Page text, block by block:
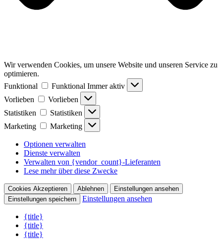
Wir verwenden Cookies, um unsere Website und unseren Service zu
optimieren.
Funktional
Funktional Immer aktiv
Vorlieben
Vorlieben
Statistiken
Statistiken
Marketing
Marketing
Optionen verwalten
Dienste verwalten
Verwalten von {vendor_count}-Lieferanten
Lese mehr über diese Zwecke
Cookies Akzeptieren Ablehnen
Einstellungen ansehen
Einstellungen speichern
Einstellungen ansehen
{title}
{title}
{title}